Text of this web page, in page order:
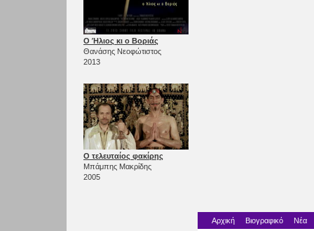
Ο Ήλιος κι ο Βοριάς
Θανάσης Νεοφώτιστος
2013
Ο τελευταίος φακίρης
Μπάμπης Μακρίδης
2005
Αρχική Βιογραφικό
Νέα